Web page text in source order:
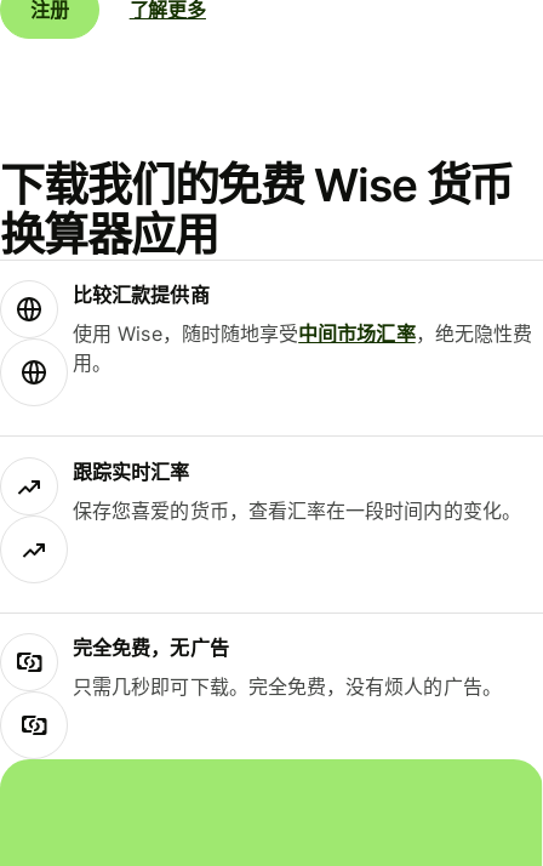
注册 了解更多
下载我们的免费 Wise 货币
换算器应用
比较汇款提供商
使用 Wise，随时随地享受中间市场汇率，绝无隐性费
用。
跟踪实时汇率
保存您喜爱的货币，查看汇率在一段时间内的变化。
完全免费，无广告
只需几秒即可下载。完全免费，没有烦人的广告。